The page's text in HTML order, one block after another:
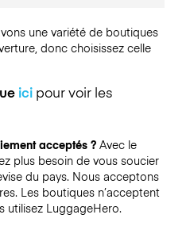
une variété de boutiques
donc choisissez celle
icipour voir les
acceptés ? Avec le
plus besoin de vous soucier
du pays. Nous acceptons
Les boutiques n’acceptent
utilisez LuggageHero.